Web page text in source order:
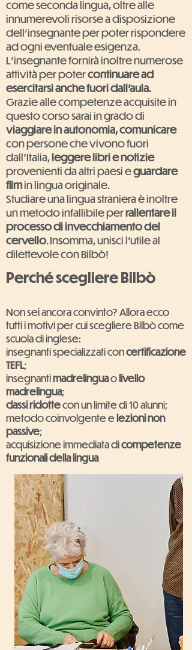
come seconda lingua, oltre alle
innumerevoli risorse a disposizione
dell'insegnante per poter rispondere
ad ogni eventuale esigenza.
L'insegnante fornirà inoltre numerose
attività per potercontinuare ad
esercitarsi anche fuori dall'aula.
Grazie alle competenze acquisite in
questo corso sarai in grado di
viaggiare in autonomia, comunicare
con persone che vivono fuori
dall'Italia,leggere libri e notizie
provenienti da altri paesi eguardare
filmin lingua originale.
Studiare una lingua straniera è inoltre
un metodo infallibile perrallentare il
processo di invecchiamento del
cervello. Insomma, unisci l'utile al
dilettevole con Bilbò!
Perché scegliere Bilbò
Non sei ancora convinto? Allora ecco
tutti i motivi per cui scegliere Bilbò come
scuola di inglese:
insegnanti specializzati concertificazione
TEFL;
insegnantimadrelinguaolivello
madrelingua;
classi ridottecon un limite di 10 alunni;
metodo coinvolgente elezioni non
passive;
acquisizione immediata dicompetenze
funzionali della lingua